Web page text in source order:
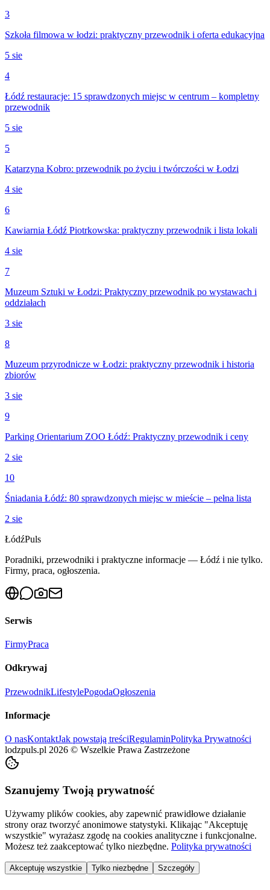
3
Szkoła filmowa w łodzi: praktyczny przewodnik i oferta edukacyjna
5 sie
4
Łódź restauracje: 15 sprawdzonych miejsc w centrum – kompletny
przewodnik
5 sie
5
Katarzyna Kobro: przewodnik po życiu i twórczości w Łodzi
4 sie
6
Kawiarnia Łódź Piotrkowska: praktyczny przewodnik i lista lokali
4 sie
7
Muzeum Sztuki w Łodzi: Praktyczny przewodnik po wystawach i
oddziałach
3 sie
8
Muzeum przyrodnicze w Łodzi: praktyczny przewodnik i historia
zbiorów
3 sie
9
Parking Orientarium ZOO Łódź: Praktyczny przewodnik i ceny
2 sie
10
Śniadania Łódź: 80 sprawdzonych miejsc w mieście – pełna lista
2 sie
ŁódźPuls
Poradniki, przewodniki i praktyczne informacje — Łódź i nie tylko.
Firmy, praca, ogłoszenia.
Serwis
FirmyPraca
Odkrywaj
PrzewodnikLifestylePogodaOgłoszenia
Informacje
O nasKontaktJak powstają treściRegulaminPolityka Prywatności
lodzpuls.pl 2026 © Wszelkie Prawa Zastrzeżone
Szanujemy Twoją prywatność
Używamy plików cookies, aby zapewnić prawidłowe działanie
strony oraz tworzyć anonimowe statystyki. Klikając "Akceptuję
wszystkie" wyrażasz zgodę na cookies analityczne i funkcjonalne.
Możesz też zaakceptować tylko niezbędne. Polityka prywatności
Akceptuję wszystkie Tylko niezbędne Szczegóły